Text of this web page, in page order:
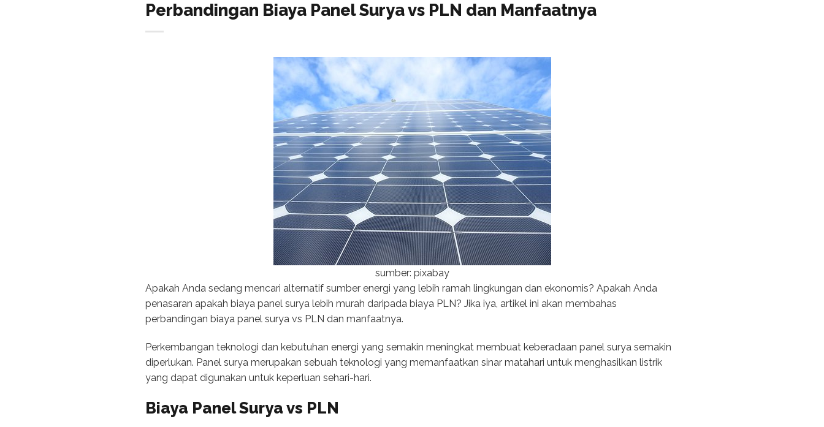
Perbandingan Biaya Panel Surya vs PLN dan Manfaatnya
sumber: pixabay
Apakah Anda sedang mencari alternatif sumber energi yang lebih ramah lingkungan dan ekonomis? Apakah Anda
penasaran apakah biaya panel surya lebih murah daripada biaya PLN? Jika iya, artikel ini akan membahas
perbandingan biaya panel surya vs PLN dan manfaatnya.
Perkembangan teknologi dan kebutuhan energi yang semakin meningkat membuat keberadaan panel surya semakin
diperlukan. Panel surya merupakan sebuah teknologi yang memanfaatkan sinar matahari untuk menghasilkan listrik
yang dapat digunakan untuk keperluan sehari-hari.
Biaya Panel Surya vs PLN